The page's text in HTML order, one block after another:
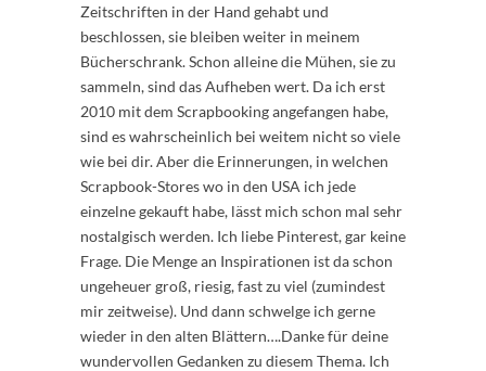
Zeitschriften in der Hand gehabt und
beschlossen, sie bleiben weiter in meinem
Bücherschrank. Schon alleine die Mühen, sie zu
sammeln, sind das Aufheben wert. Da ich erst
2010 mit dem Scrapbooking angefangen habe,
sind es wahrscheinlich bei weitem nicht so viele
wie bei dir. Aber die Erinnerungen, in welchen
Scrapbook-Stores wo in den USA ich jede
einzelne gekauft habe, lässt mich schon mal sehr
nostalgisch werden. Ich liebe Pinterest, gar keine
Frage. Die Menge an Inspirationen ist da schon
ungeheuer groß, riesig, fast zu viel (zumindest
mir zeitweise). Und dann schwelge ich gerne
wieder in den alten Blättern….Danke für deine
wundervollen Gedanken zu diesem Thema. Ich